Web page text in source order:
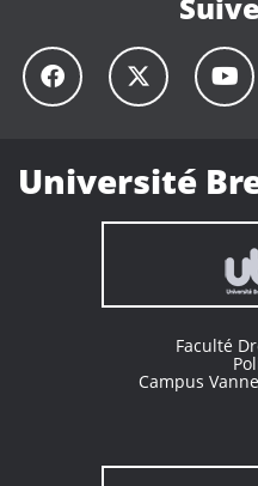
Université
Faculté
Campus